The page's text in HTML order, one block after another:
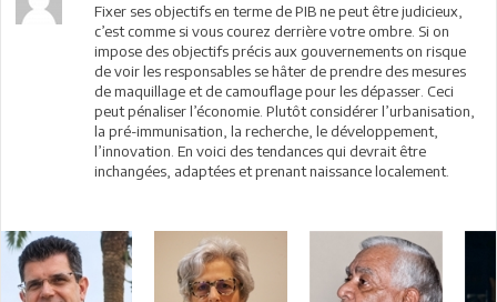
Fixer ses objectifs en terme de PIB ne peut être judicieux,
c’est comme si vous courez derrière votre ombre. Si on
impose des objectifs précis aux gouvernements on risque
de voir les responsables se hâter de prendre des mesures
de maquillage et de camouflage pour les dépasser. Ceci
peut pénaliser l’économie. Plutôt considérer l’urbanisation,
la pré-immunisation, la recherche, le développement,
l’innovation. En voici des tendances qui devrait être
inchangées, adaptées et prenant naissance localement.